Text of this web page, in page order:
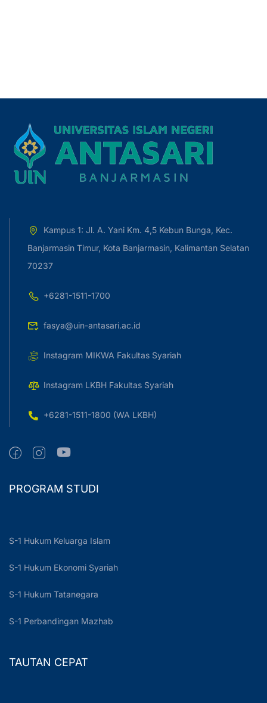
Kampus 1: Jl. A. Yani Km. 4,5 Kebun Bunga, Kec.
Banjarmasin Timur, Kota Banjarmasin, Kalimantan Selatan
70237
+6281-1511-1700
fasya@uin-antasari.ac.id
Instagram MIKWA Fakultas Syariah
Instagram LKBH Fakultas Syariah
+6281-1511-1800 (WA LKBH)
PROGRAM STUDI
S-1 Hukum Keluarga Islam
S-1 Hukum Ekonomi Syariah
S-1 Hukum Tatanegara
S-1 Perbandingan Mazhab
TAUTAN CEPAT